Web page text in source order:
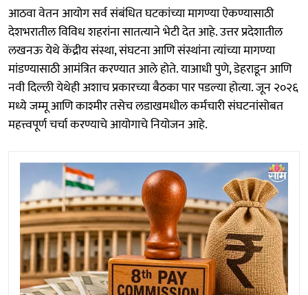
आठवा वेतन आयोग सर्व संबंधित घटकांच्या मागण्या ऐकण्यासाठी
देशभरातील विविध शहरांना सातत्याने भेटी देत ​​आहे. उत्तर प्रदेशातील
लखनऊ येथे केंद्रीय संस्था, संघटना आणि संस्थांना त्यांच्या मागण्या
मांडण्यासाठी आमंत्रित करण्यात आले होते. याआधी पुणे, डेहराडून आणि
नवी दिल्ली येथेही अशाच प्रकारच्या बैठका पार पडल्या होत्या. जून २०२६
मध्ये जम्मू आणि काश्मीर तसेच लडाखमधील कर्मचारी संघटनांसोबत
महत्त्वपूर्ण चर्चा करण्याचे आयोगाचे नियोजन आहे.